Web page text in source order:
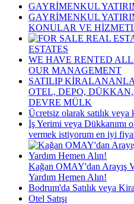
GAYRİMENKUL
GAYRİMENKUL
KONULAR VE
ESTATES
WE HAVE RENTED
OUR MANAGEMENT
SATILIP
OTEL, DEPO,
DEVRE MÜLK
Ücretsiz olarak satılık
İş Yerimi veya Dükkanımı
vermek istiyorum en iyi
Kağan OMAY'dan Arayış
Yardım Hemen Alın!
Bodrum'da Satılık veya
Otel Satışı